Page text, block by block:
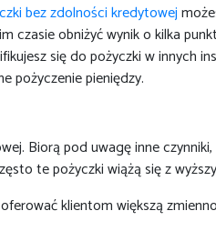
bez zdolności kredytowej
obniżyć wynik o kilka
się do pożyczki w innych
pożyczenie pieniędzy.
Biorą pod uwagę inne
te pożyczki wiążą się z
klientom większą